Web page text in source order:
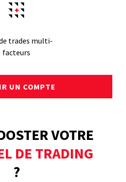
trades multi-
facteurs
UN COMPTE
VOTRE
DE TRADING
?